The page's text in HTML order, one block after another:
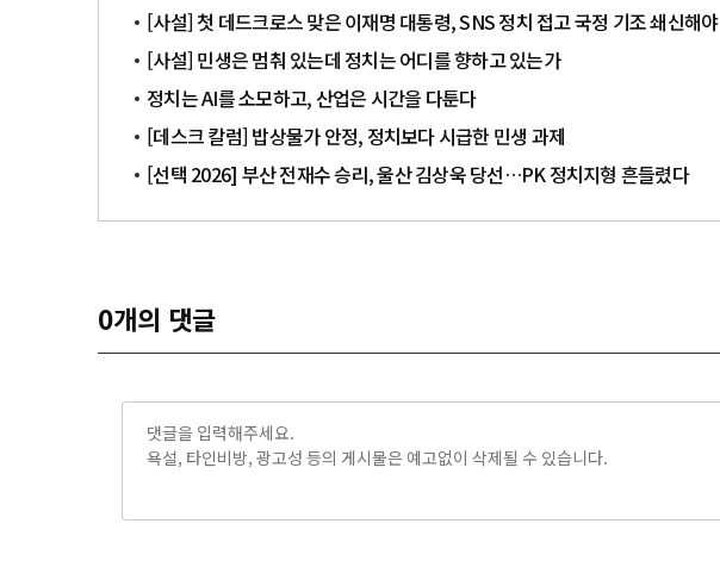
[사설] 첫 데드크로스 맞은 이재명 대통령, SNS 정치 접고 국정 기조 쇄신해야
[사설] 민생은 멈춰 있는데 정치는 어디를 향하고 있는가
정치는 AI를 소모하고, 산업은 시간을 다툰다
[데스크 칼럼] 밥상물가 안정, 정치보다 시급한 민생 과제
[선택 2026] 부산 전재수 승리, 울산 김상욱 당선…PK 정치지형 흔들렸다
0개의 댓글